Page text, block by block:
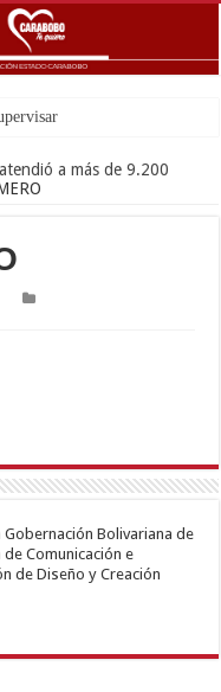
a más de 9.200
Gobernación Bolivariana de
Comunicación e
de Diseño y Creación